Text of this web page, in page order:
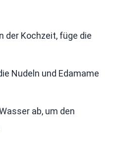
der Kochzeit, füge die
Nudeln und Edamame
ab, um den